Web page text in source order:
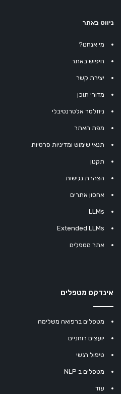
ניווט באתר
מי אנחנו?
חיפוש באתר
יצירת קשר
מדורי תוכן
ניוזלטר אלטרנטיבלי
מפת האתר
תנאי שימוש ומדיניות פרטיות
תקנון
הצהרת נגישות
אחסון אתרים
LLMs
Extended LLMs
אתר מטפלים
אינדקס מטפלים
מטפלים ברפואה משלימה
יועצים רוחניים
טיפול רגשי
מטפלים ב NLP
עוד